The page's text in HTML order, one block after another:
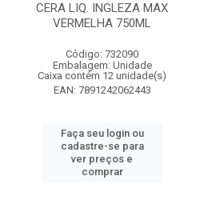
CERA LIQ. INGLEZA MAX
VERMELHA 750ML
Código: 732090
Embalagem: Unidade
Caixa contém 12 unidade(s)
EAN: 7891242062443
Faça seu login ou
cadastre-se para
ver preços e
comprar